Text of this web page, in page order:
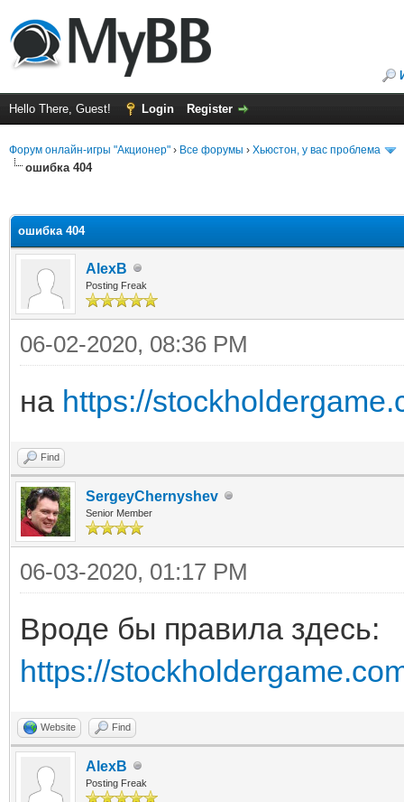
Hello There, Guest! Login Register
Форум онлайн-игры "Акционер" › Все форумы › Хьюстон, у вас проблема
ошибка 404
ошибка 404
AlexB
Posting Freak
06-02-2020, 08:36 PM
на https://
Find
SergeyChernyshev
Senior Member
06-03-2020, 01:17 PM
Вроде бы правила здесь:
https://
Website Find
AlexB
Posting Freak